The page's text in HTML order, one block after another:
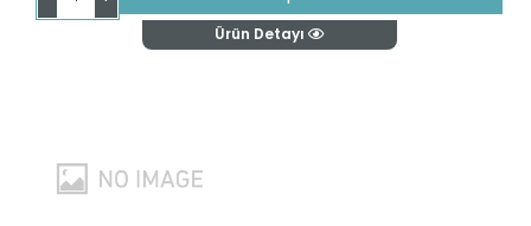
Ürün Detayı